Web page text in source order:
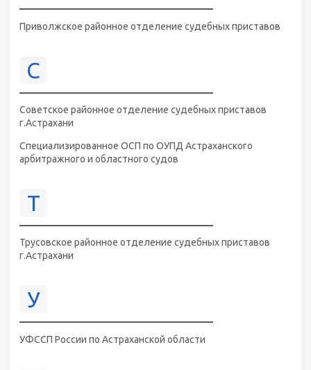
Приволжское районное отделение судебных приставов
С
Советское районное отделение судебных приставов
г.Астрахани
Специализированное ОСП по ОУПД Астраханского
арбитражного и областного судов
Т
Трусовское районное отделение судебных приставов
г.Астрахани
У
УФССП России по Астраханской области